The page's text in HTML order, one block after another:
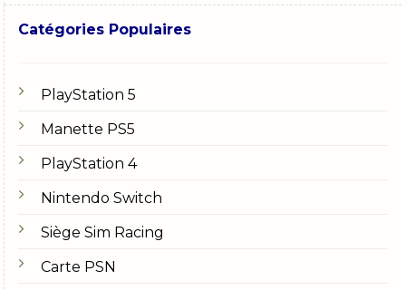
Catégories Populaires
PlayStation 5
Manette PS5
PlayStation 4
Nintendo Switch
Siège Sim Racing
Carte PSN